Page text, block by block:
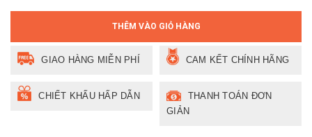
THÊM VÀO GIỎ HÀNG
GIAO HÀNG MIỄN PHÍ CAM KẾT CHÍNH HÃNG
CHIẾT KHẤU HẤP DẪN
THANH TOÁN ĐƠN
GIẢN